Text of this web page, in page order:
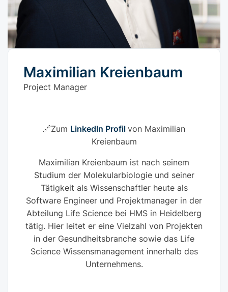
Maximilian Kreienbaum
Project Manager
🔗Zum LinkedIn Profil von Maximilian
Kreienbaum
Maximilian Kreienbaum ist nach seinem
Studium der Molekularbiologie und seiner
Tätigkeit als Wissenschaftler heute als
Software Engineer und Projektmanager in der
Abteilung Life Science bei HMS in Heidelberg
tätig. Hier leitet er eine Vielzahl von Projekten
in der Gesundheitsbranche sowie das Life
Science Wissensmanagement innerhalb des
Unternehmens.